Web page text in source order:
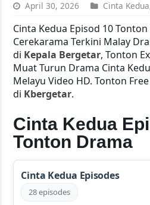
April 30, 2026 Cinta Kedua
Cinta Kedua Episod 10
Cerekarama Terkini Malay
di Kepala Bergetar, Tonton
Muat Turun Drama Cinta
Melayu Video HD. Tonton
di Kbergetar.
Cinta Kedua
Tonton Drama
Cinta Kedua Episodes
28 episodes